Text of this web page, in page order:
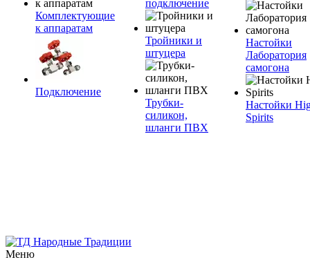
Комплектующие
к аппаратам
Подключение
подключение
Тройники и
штуцера
Трубки-
силикон,
шланги ПВХ
Настойки
Лаборатория
самогона
Настойки
Spirits
Меню